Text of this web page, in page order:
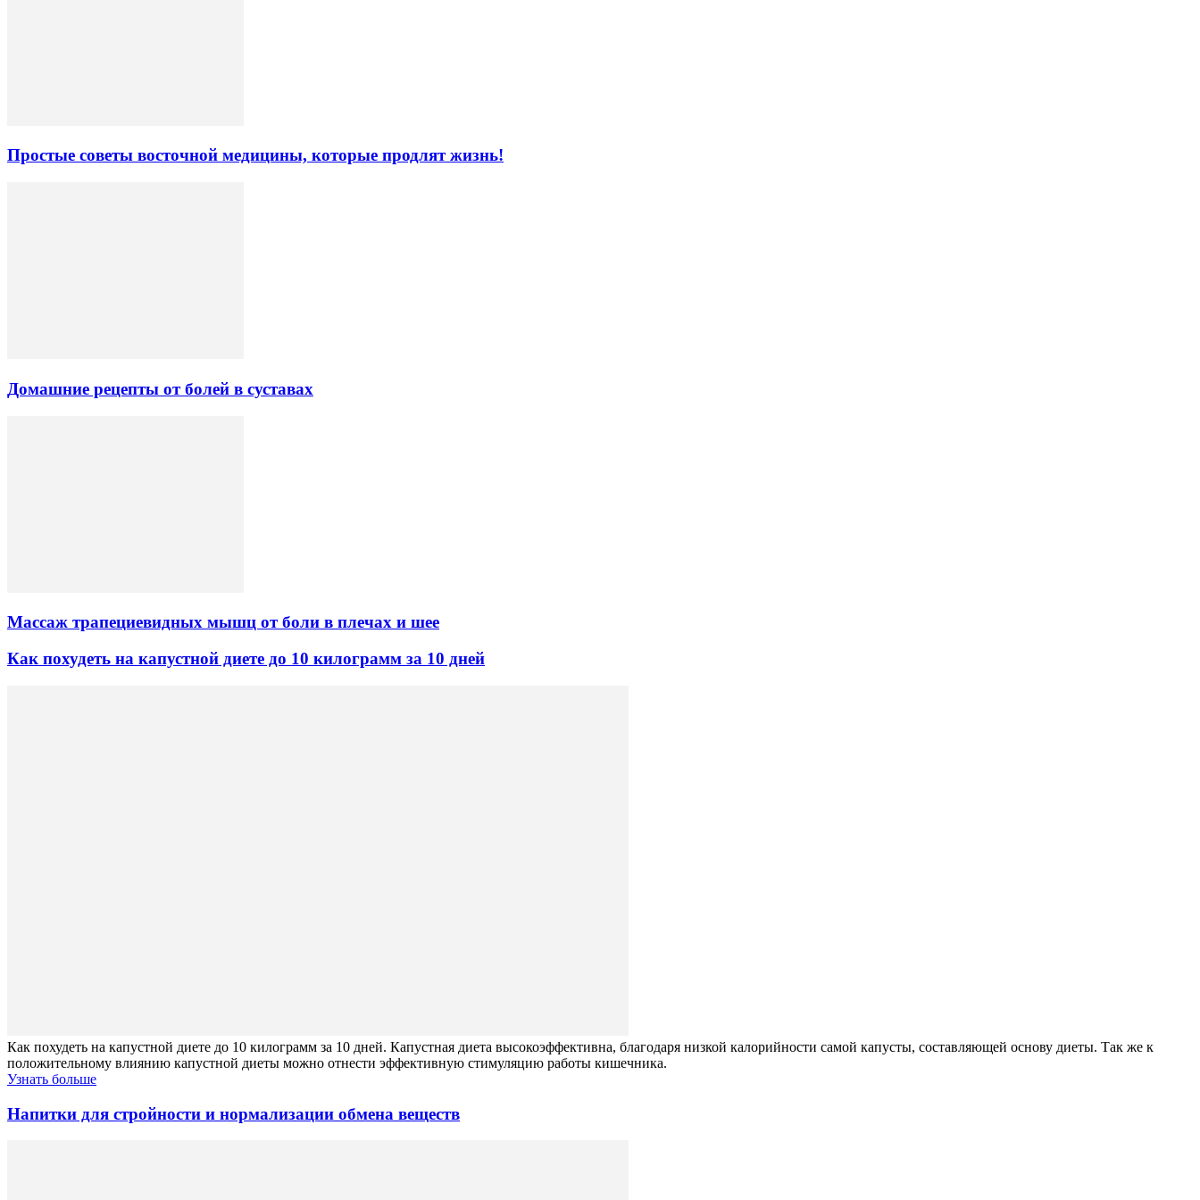
Простые советы восточной медицины, которые продлят жизнь!
Домашние рецепты от болей в суставах
Массаж трапециевидных мышц от боли в плечах и шее
Как похудеть на капустной диете до 10 килограмм за 10 дней
Как похудеть на капустной диете до 10 килограмм за 10 дней. Капустная диета высокоэффективна, благодаря низкой калорийности самой капусты, составляющей основу диеты. Так же к
положительному влиянию капустной диеты можно отнести эффективную стимуляцию работы кишечника.
Узнать больше
Напитки для стройности и нормализации обмена веществ